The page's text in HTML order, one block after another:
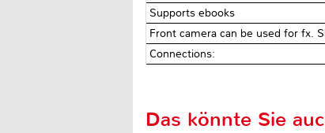
Supports ebooks
Front camera can be used for fx.
Connections:
Das könnte Sie